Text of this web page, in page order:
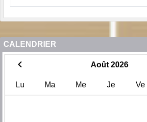
CALENDRIER
Août 2026
Lu Ma Me Je Ve